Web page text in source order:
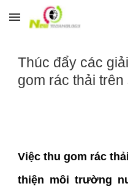
Skip to main content
Thúc đẩy các
gom rác thải trên
Việc thu gom rác
thiện môi trường